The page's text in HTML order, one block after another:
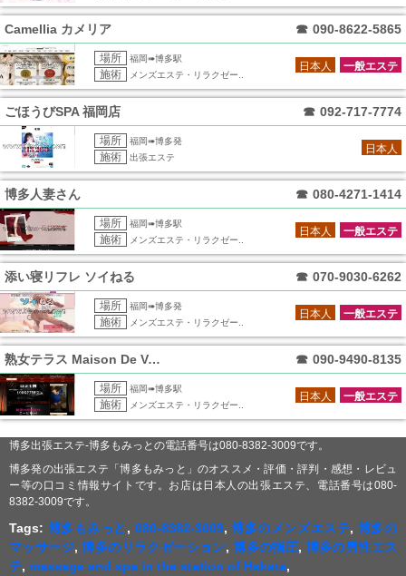
Camellia カメリア ☎ 090-8622-5865
場所 福岡➠博多駅
施術 メンズエステ・リラクゼー..
一般エステ
日本人
ごほうびSPA 福岡店 ☎ 092-717-7774
場所 福岡➠博多発
施術 出張エステ
日本人
博多人妻さん ☎ 080-4271-1414
場所 福岡➠博多駅
施術 メンズエステ・リラクゼー..
一般エステ
日本人
添い寝リフレ ソイねる ☎ 070-9030-6262
場所 福岡➠博多発
施術 メンズエステ・リラクゼー..
一般エステ
日本人
熟女テラス Maison De Voce ☎ 090-9490-8135
場所 福岡➠博多駅
施術 メンズエステ・リラクゼー..
一般エステ
日本人
博多出張エステ-博多もみっとの電話番号は080-8382-3009です。
博多発の出張エステ「博多もみっと」のオススメ・評価・評判・感想・レビュ
ー等の口コミ情報サイトです。お店は日本人の出張エステ、電話番号は080-
8382-3009です。
Tags: 博多もみっと , 080-8382-3009,博多のメンズエステ, 博多の
マッサージ,博多のリラクゼーション,博多の指圧, 博多の男性エス
テ, massage and spa in the station of Hakata,